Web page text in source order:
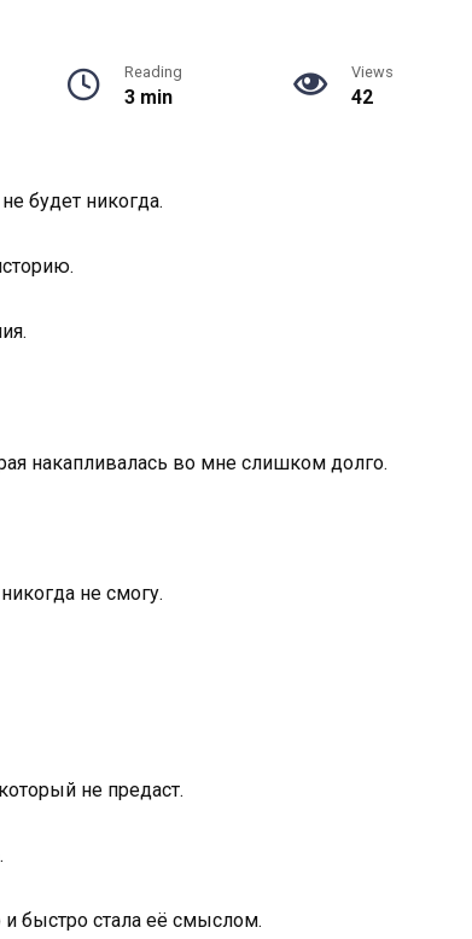
Reading
3 min
Views
42
будет никогда.
накапливалась во мне слишком долго.
не смогу.
не предаст.
быстро стала её смыслом.